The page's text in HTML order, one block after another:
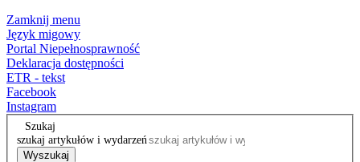
Zamknij menu
Język migowy
Portal Niepełnosprawność
Deklaracja dostępności
ETR - tekst
Facebook
Instagram
Szukaj
szukaj artykułów i wydarzeń
Wyszukaj